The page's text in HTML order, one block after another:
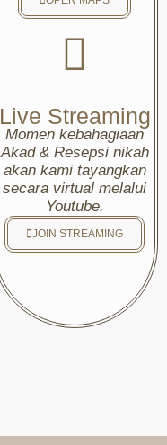
Live Streaming
Momen kebahagiaan
Akad & Resepsi nikah
akan kami tayangkan
secara virtual melalui
Youtube.
JOIN STREAMING